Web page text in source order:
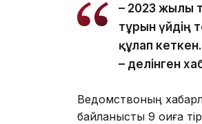
– 2023 жылы
тұрғын үйдің
құлап
– делінген
Ведомствоның
байланысты 9 оқиға